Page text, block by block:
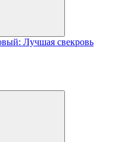
Лучшая свекровь